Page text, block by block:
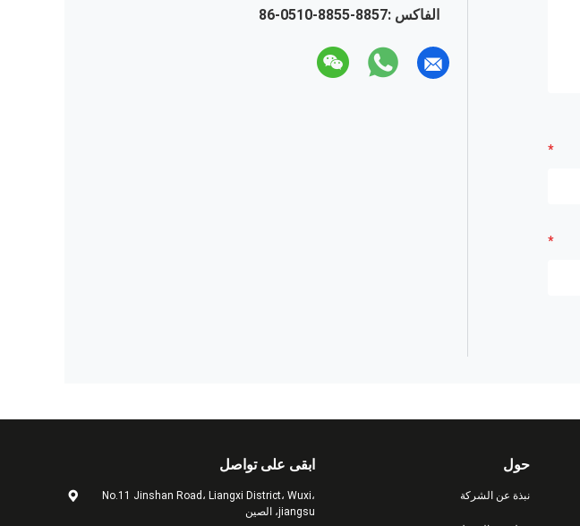
الفاكس :86-0510-8855-8857
ابقى على تواصل
No.11 Jinshan Road، Liangxi District، Wuxi،
jiangsu، الصين
حول
نبذة عن الشركة